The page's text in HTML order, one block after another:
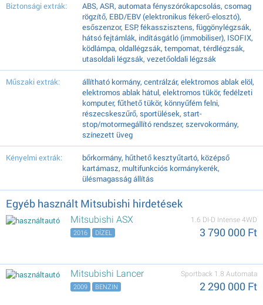
Biztonsági extrák:
ABS, ASR, automata fényszórókapcsolás, csomag
rögzítő, EBD/EBV (elektronikus fékerő-elosztó),
esőszenzor, ESP, fékasszisztens, függönylégzsák,
hátsó fejtámlák, indításgátló (immobiliser), ISOFIX,
ködlámpa, oldallégzsák, tempomat, térdlégzsák,
utasoldali légzsák, vezetőoldali légzsák
Műszaki extrák:
állítható kormány, centrálzár, elektromos ablak elöl,
elektromos ablak hátul, elektromos tükör, fedélzeti
komputer, fűthető tükör, könnyűfém felni,
részecskeszűrő, sportülések, start-
stop/motormegállító rendszer, szervokormány,
színezett üveg
Kényelmi extrák:
bőrkormány, hűthető kesztyűtartó, középső
kartámasz, multifunkciós kormánykerék,
ülésmagasság állítás
Egyéb használt Mitsubishi hirdetések
Mitsubishi ASX 1.6 DI-D Intense 4WD
3 790 000 Ft
2016 DÍZEL
Mitsubishi Lancer Sportback 1.8 Automata
2 290 000 Ft
2009 BENZIN